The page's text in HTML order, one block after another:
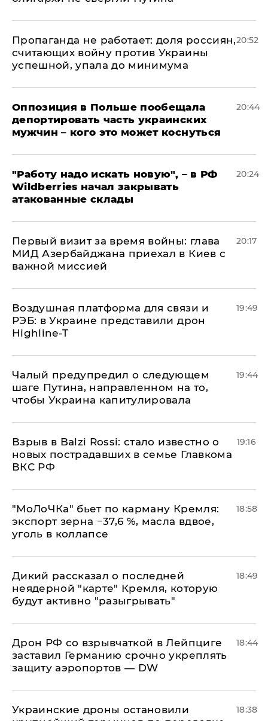
​Пропаганда не работает: доля россиян,
считающих войну против Украины
успешной, упала до минимума
20:52
Оппозиция в Польше пообещала
депортировать часть украинских
мужчин – кого это может коснуться
20:44
"Работу надо искать новую", – в РФ
Wildberries начал закрывать
атакованные склады
20:24
Первый визит за время войны: глава
МИД Азербайджана приехал в Киев с
важной миссией
20:17
Воздушная платформа для связи и
РЭБ: в Украине представили дрон
Highline-T
19:49
Чалый предупредил о следующем
шаге Путина, направленном на то,
чтобы Украина капитулировала
19:44
Взрыв в Balzi Rossi: стало известно о
новых пострадавших в семье Главкома
ВКС РФ
19:16
​"МоЛоЧКа" бьет по карману Кремля:
экспорт зерна −37,6 %, масла вдвое,
уголь в коллапсе
18:58
Дикий рассказал о последней
неядерной "карте" Кремля, которую
будут активно "разыгрывать"
18:49
​Дрон РФ со взрывчаткой в Лейпциге
заставил Германию срочно укреплять
защиту аэропортов — DW
18:44
Украинские дроны остановили
18:38